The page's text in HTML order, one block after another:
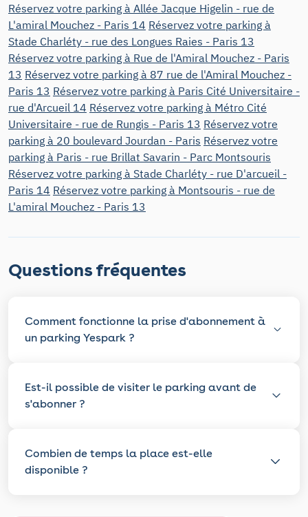
Réservez votre parking à Allée Jacque Higelin - rue de
L'amiral Mouchez - Paris 14 Réservez votre parking à
Stade Charléty - rue des Longues Raies - Paris 13
Réservez votre parking à Rue de l'Amiral Mouchez - Paris
13 Réservez votre parking à 87 rue de l'Amiral Mouchez -
Paris 13 Réservez votre parking à Paris Cité Universitaire -
rue d'Arcueil 14 Réservez votre parking à Métro Cité
Universitaire - rue de Rungis - Paris 13 Réservez votre
parking à 20 boulevard Jourdan - Paris Réservez votre
parking à Paris - rue Brillat Savarin - Parc Montsouris
Réservez votre parking à Stade Charléty - rue D'arcueil -
Paris 14 Réservez votre parking à Montsouris - rue de
L'amiral Mouchez - Paris 13
Questions fréquentes
Comment fonctionne la prise d'abonnement à
un parking Yespark ?
Est-il possible de visiter le parking avant de
s'abonner ?
Combien de temps la place est-elle
disponible ?